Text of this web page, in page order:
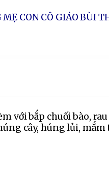
CON CÔ GIÁO BÙI
với bắp chuối bào,
cây, húng lủi, mắm